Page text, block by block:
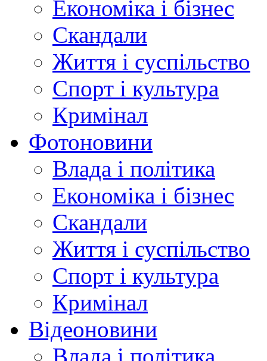
Економіка і бізнес
Скандали
Життя і суспільство
Спорт і культура
Кримінал
Фотоновини
Влада і політика
Економіка і бізнес
Скандали
Життя і суспільство
Спорт і культура
Кримінал
Відеоновини